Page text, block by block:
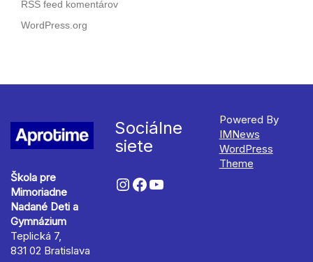
RSS feed komentárov
WordPress.org
Škola pre
Mimoriadne
Nadané Deti a
Gymnázium
Teplická 7,
831 02 Bratislava
Sociálne
siete
Powered By
IMNews
WordPress
Theme